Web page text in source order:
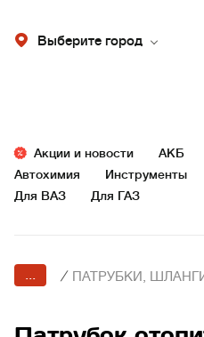
Выберите город
Акции и новости АКБ
Автохимия
Инструменты
Для ВАЗ
Для ГАЗ
... / ПАТРУБКИ,